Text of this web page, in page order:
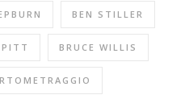
BEN STILLER
PITT BRUCE WILLIS